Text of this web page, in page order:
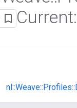
Current